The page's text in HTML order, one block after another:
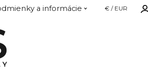
a informácie € / EUR